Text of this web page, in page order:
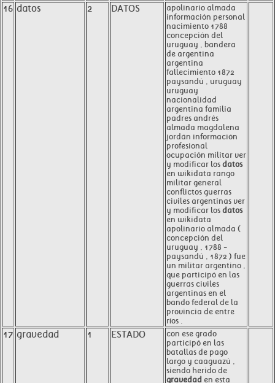
16 datos 2 DATOS
apolinario almada
información personal
nacimiento 1788
concepción del
uruguay , bandera
de argentina
argentina
fallecimiento 1872
paysandú , uruguay
uruguay
nacionalidad
argentina familia
padres andrés
almada magdalena
jordán información
profesional
ocupación militar ver
y modificar los datos
en wikidata rango
militar general
conflictos guerras
civiles argentinas ver
y modificar los datos
en wikidata
apolinario almada (
concepción del
uruguay , 1788 -
paysandú , 1872 ) fue
un militar argentino ,
que participó en las
guerras civiles
argentinas en el
bando federal de la
provincia de entre
ríos .
17 gravedad 1 ESTADO
con ese grado
participó en las
batallas de pago
largo y caaguazú ,
siendo herido de
gravedad en esta